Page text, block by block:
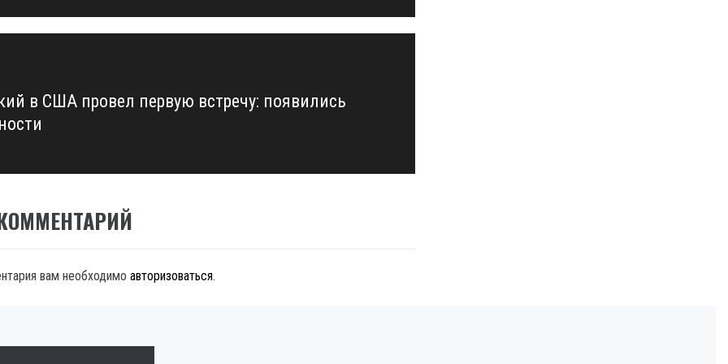
в США провел первую встречу: появились
вам необходимо авторизоваться.